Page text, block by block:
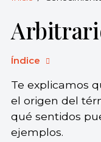
derechos
reservados.
Índice
Te explicamos
el origen del
qué sentidos
ejemplos.